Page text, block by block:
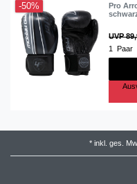
-50%
Pro
UVP
1 Paar
* inkl. ges.